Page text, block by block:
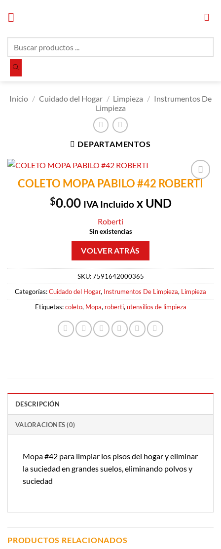
productos
Inicio / Cuidado del Hogar / Limpieza / Instrumentos De
Limpieza
DEPARTAMENTOS
Añadir a
COLETO MOPA PABILO #42 ROBERTI
$0.00 IVA Incluidox UND
Roberti
Sin existencias
SKU:7591642000365
Categorías:Cuidado del Hogar, Instrumentos De Limpieza, Limpieza
Etiquetas:coleto, Mopa, roberti, utensilios de limpieza
DESCRIPCIÓN
VALORACIONES (0)
Mopa #42 para limpiar los pisos del hogar y eliminar
la suciedad en grandes suelos, eliminando polvos y
suciedad
PRODUCTOS RELACIONADOS